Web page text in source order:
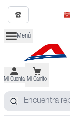
Menú
Mi Cuenta Mi Carrito